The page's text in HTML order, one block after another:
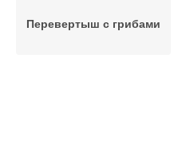
Перевертыш с грибами